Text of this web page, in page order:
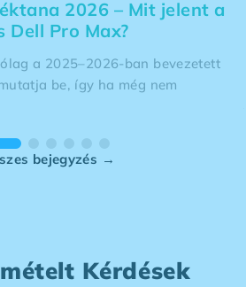
bejegyzés →
2026 – Mit jelent a
Dell Pro Max?
a 2025–2026-ban bevezetett
be, így ha még nem
Kérdések